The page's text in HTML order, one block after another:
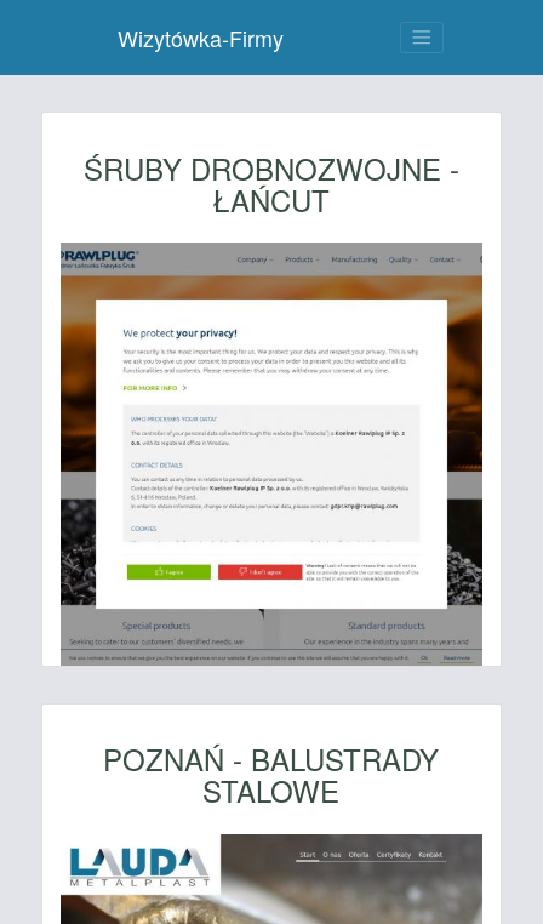
Wizytówka-Firmy
ŚRUBY DROBNOZWOJNE -
ŁAŃCUT
POZNAŃ - BALUSTRADY
STALOWE